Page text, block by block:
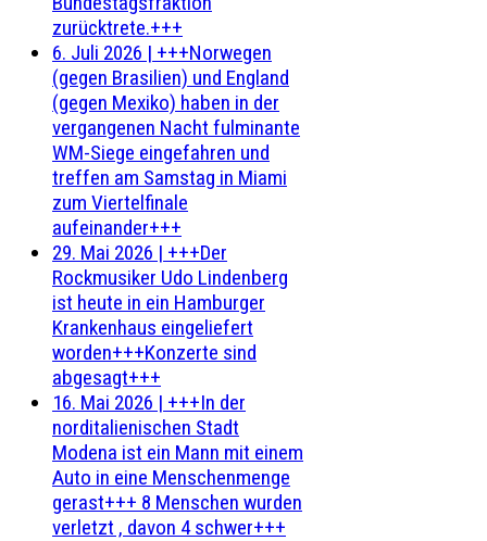
zurücktrete.+++
6. Juli 2026 | +++Norwegen
(gegen Brasilien) und England
(gegen Mexiko) haben in der
vergangenen Nacht fulminante
WM-Siege eingefahren und
treffen am Samstag in Miami
zum Viertelfinale
aufeinander+++
29. Mai 2026 | +++Der
Rockmusiker Udo Lindenberg
ist heute in ein Hamburger
Krankenhaus eingeliefert
worden+++Konzerte sind
abgesagt+++
16. Mai 2026 | +++In der
norditalienischen Stadt
Modena ist ein Mann mit einem
Auto in eine Menschenmenge
gerast+++ 8 Menschen wurden
verletzt , davon 4 schwer+++